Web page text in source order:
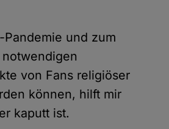
und zum
von Fans religiöser
können, hilft mir
kaputt ist.